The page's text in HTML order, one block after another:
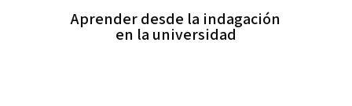
Aprender desde la indagación
en la universidad